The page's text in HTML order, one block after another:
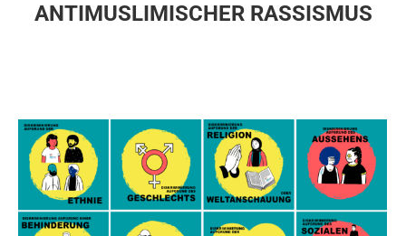
ANTIMUSLIMISCHER RASSISMUS